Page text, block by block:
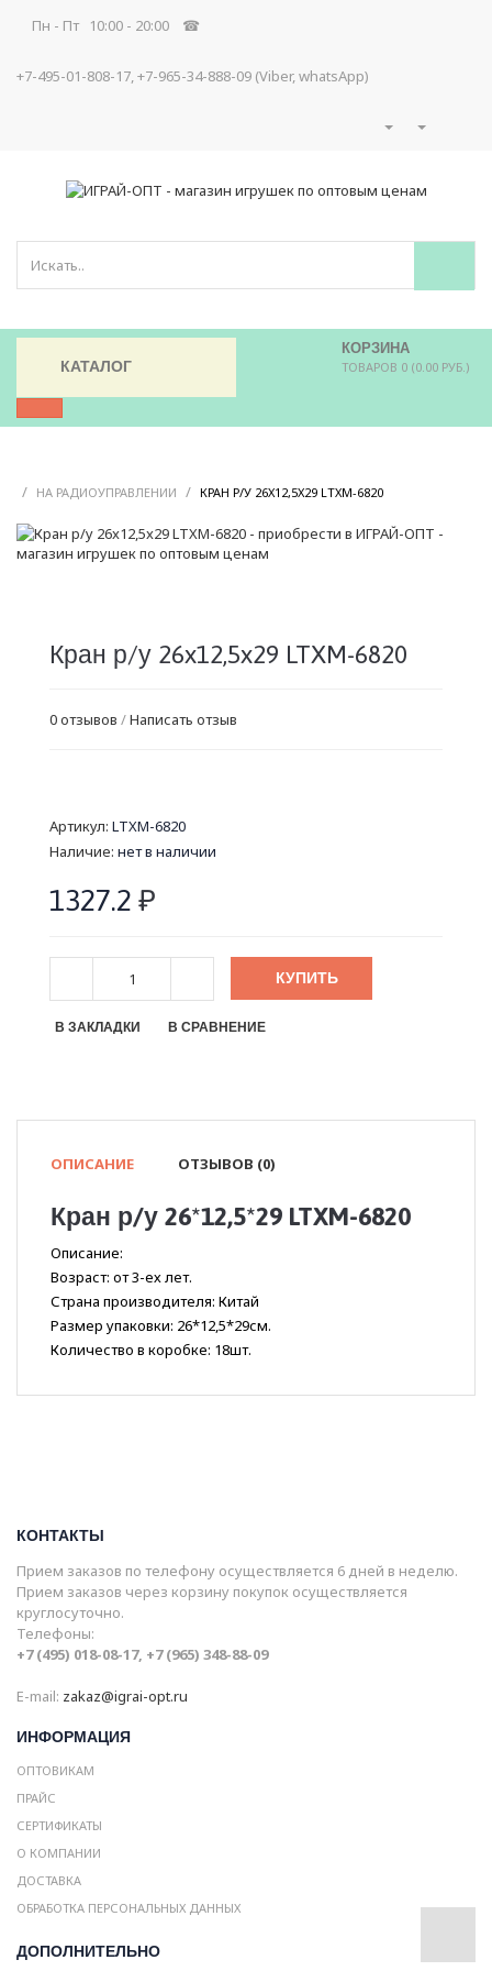
Пн - Пт 10:00 - 20:00 ☎
+7-495-01-808-17, +7-965-34-888-09 (Viber, whatsApp)
КОРЗИНА
ТОВАРОВ 0 (0.00 РУБ.)
КАТАЛОГ
/ НА РАДИОУПРАВЛЕНИИ / КРАН Р/У 26X12,5X29 LTXM-6820
Кран р/у 26x12,5x29 LTXM-6820
0 отзывов /Написать отзыв
Артикул: LTXM-6820
Наличие: нет в наличии
1327.2 ₽
КУПИТЬ
В ЗАКЛАДКИ В СРАВНЕНИЕ
ОПИСАНИЕ ОТЗЫВОВ (0)
Кран р/у 26*12,5*29 LTXM-6820
Описание:
Возраст: от 3-ех лет.
Страна производителя: Китай
Размер упаковки: 26*12,5*29см.
Количество в коробке: 18шт.
КОНТАКТЫ
Прием заказов по телефону осуществляется 6 дней в неделю.
Прием заказов через корзину покупок осуществляется
круглосуточно.
Телефоны:
+7 (495) 018-08-17, +7 (965) 348-88-09
E-mail: zakaz@igrai-opt.ru
ИНФОРМАЦИЯ
ОПТОВИКАМ
ПРАЙС
СЕРТИФИКАТЫ
О КОМПАНИИ
ДОСТАВКА
ОБРАБОТКА ПЕРСОНАЛЬНЫХ ДАННЫХ
ДОПОЛНИТЕЛЬНО